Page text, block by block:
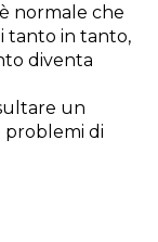
normale che
tanto in tanto,
diventa
un
di